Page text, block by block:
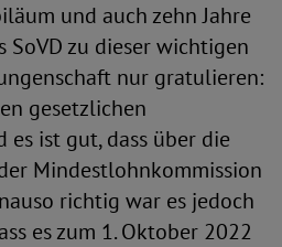
und auch zehn Jahre
zu dieser wichtigen
nur gratulieren:
gesetzlichen
ist gut, dass über die
Mindestlohnkommission
richtig war es jedoch
es zum 1. Oktober 2022